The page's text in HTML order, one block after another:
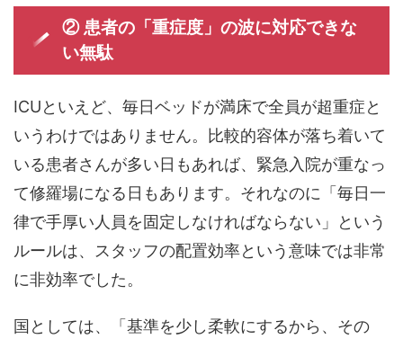
② 患者の「重症度」の波に対応できな
い無駄
ICUといえど、毎日ベッドが満床で全員が超重症と
いうわけではありません。比較的容体が落ち着いて
いる患者さんが多い日もあれば、緊急入院が重なっ
て修羅場になる日もあります。それなのに「毎日一
律で手厚い人員を固定しなければならない」という
ルールは、スタッフの配置効率という意味では非常
に非効率でした。
国としては、「基準を少し柔軟にするから、その